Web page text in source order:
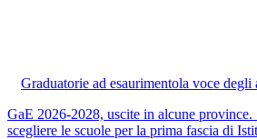
Graduatorie ad esaurimentola voce degli
GaE 2026-2028, uscite in alcune province.
scegliere le scuole per la prima fascia di